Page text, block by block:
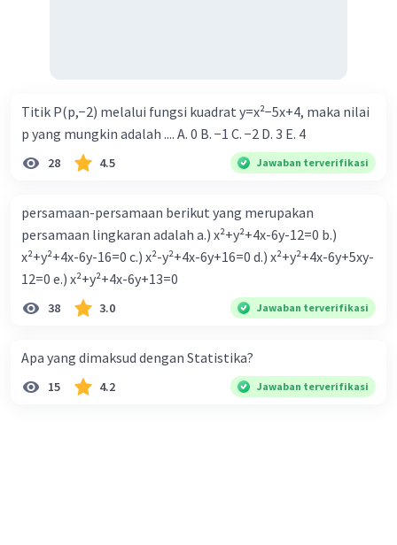
Titik P(p,−2) melalui fungsi kuadrat y=x²−5x+4, maka nilai
p yang mungkin adalah .... A. 0 B. −1 C. −2 D. 3 E. 4
28 4.5 Jawaban terverifikasi
persamaan-persamaan berikut yang merupakan
persamaan lingkaran adalah a.) x²+y²+4x-6y-12=0 b.)
x²+y²+4x-6y-16=0 c.) x²-y²+4x-6y+16=0 d.) x²+y²+4x-6y+5xy-
12=0 e.) x²+y²+4x-6y+13=0
38 3.0 Jawaban terverifikasi
Apa yang dimaksud dengan Statistika?
15 4.2 Jawaban terverifikasi